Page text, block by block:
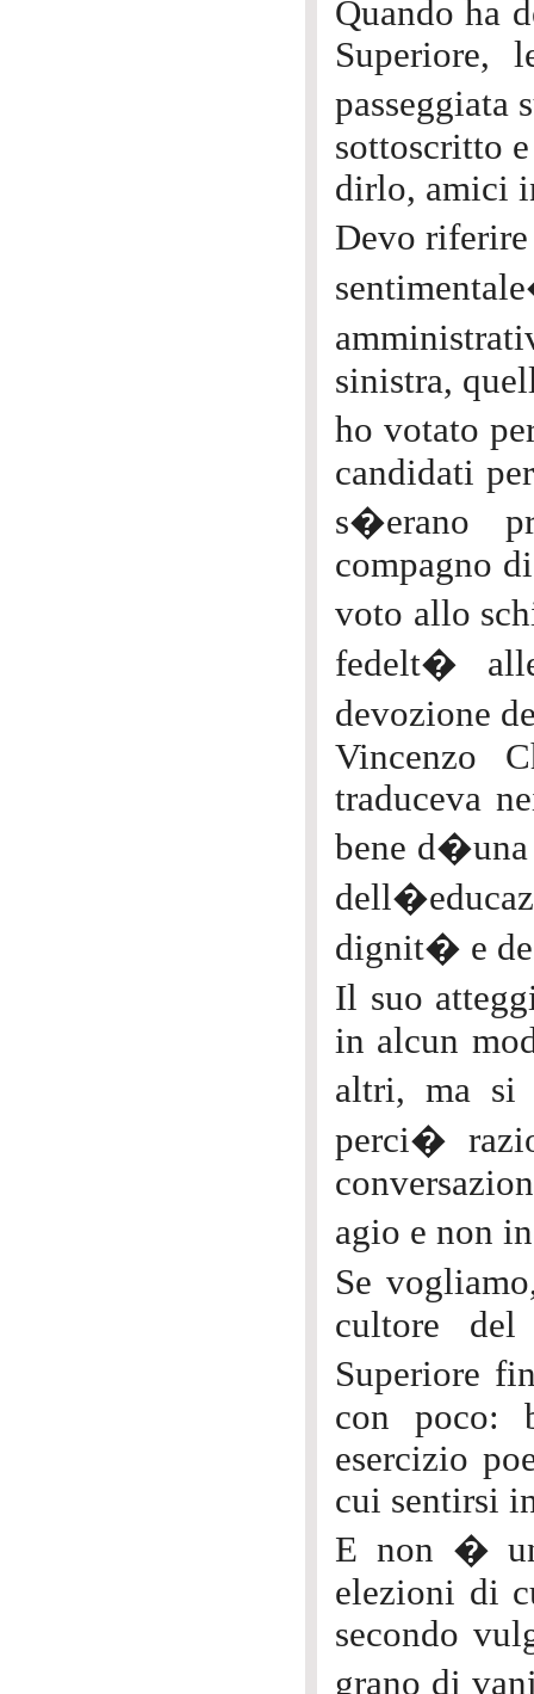
Quando ha
Superiore,
sottoscritto
dirlo, amici
Devo
sinistra,
ho votato
candidati
s�erano
compagno
voto allo
fedelt�
devozione
Vincenzo
traduceva
bene
dignit� e
Il suo
in alcun
altri, ma si
perci�
agio e non
Se
cultore
Superiore
con poco:
esercizio
cui sentirsi
E non �
elezioni di
secondo
grano di